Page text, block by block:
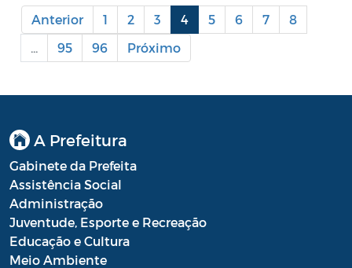
PORTARIA SEELA
Portarias Sobre o Coronavírus COVID-19
Processo Seletivo
Programa Araruama Universitário
Pronunciamento do Dirigente
Recursos Transferidos ao Município para
o enfrentamento à COVID-19
Anterior 1 2 3 4 5 6 7
8
95 96 Próximo
A Prefeitura
Gabinete da Prefeita
Assistência Social
Administração
Juventude, Esporte e Recreação
Educação e Cultura
Meio Ambiente